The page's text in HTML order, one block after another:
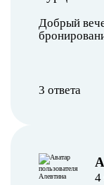
Добрый
3 ответа
4